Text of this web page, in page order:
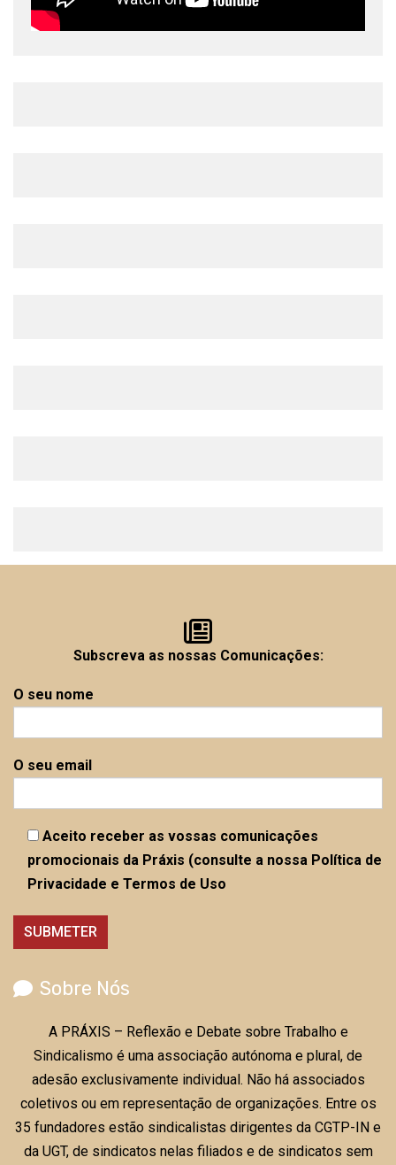
Subscreva as nossas Comunicações:
O seu nome
O seu email
Aceito receber as vossas comunicações
promocionais da Práxis (consulte a nossa Política de
Privacidade e Termos de Uso
Sobre Nós
A PRÁXIS – Reflexão e Debate sobre Trabalho e
Sindicalismo é uma associação autónoma e plural, de
adesão exclusivamente individual. Não há associados
coletivos ou em representação de organizações. Entre os
35 fundadores estão sindicalistas dirigentes da CGTP-IN e
da UGT, de sindicatos nelas filiados e de sindicatos sem